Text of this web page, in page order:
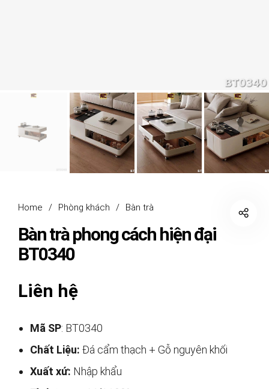
Home / Phòng khách / Bàn trà
Bàn trà phong cách hiện đại
BT0340
Liên hệ
Mã SP: BT0340
Chất Liệu: Đá cẩm thạch + Gỗ nguyên khối
Xuất xứ: Nhập khẩu